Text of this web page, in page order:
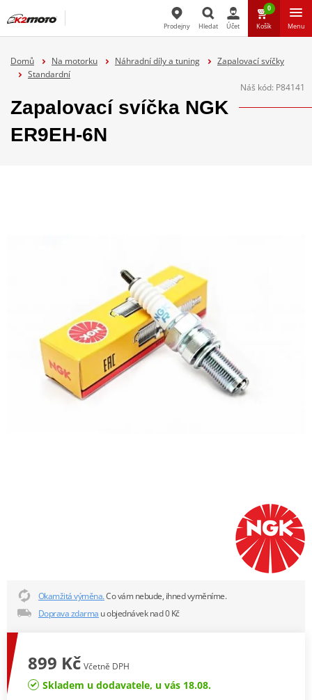
Hledat
Prodejny Hledat Účet
0
Košík Menu
Domů Na motorku Náhradní díly a tuning
Zapalovací svíčky
Standardní
Náš kód: P84141
Zapalovací svíčka NGK
ER9EH-6N
Okamžitá výměna.Co vám nebude, ihned vyměníme.
Doprava zdarma u objednávek nad 0 Kč
899 Kč Včetně DPH
Skladem u dodavatele, u vás 18.08.